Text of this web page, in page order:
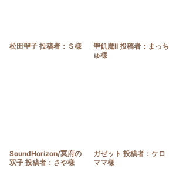
松田聖子 投稿者：Ｓ様
聖飢魔II 投稿者：まっち
ゅ様
SoundHorizon/冥府の
双子 投稿者：さや様
ガゼット 投稿者：ケロ
ママ様